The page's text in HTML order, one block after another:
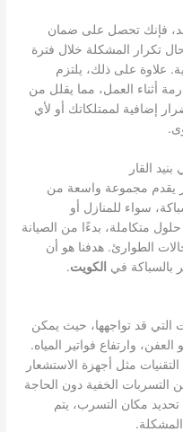
فإنك تحصل على ضمان
تكرار المشكلة خلال فترة
علاوة على ذلك، يلتزم
أثناء العمل، مما يقلل من
إضافية لممتلكاتك أو لأي
القار
يقدم مجموعة واسعة من
سواء للمنازل أو
متكاملة، بدءًا من الصيانة
الطوارئ. هدفنا هو أن
بالسباكة في الكويت.
التي قد تواجهها، حيث يمكن
وارتفاع فواتير المياه.
التقنيات مثل أجهزة الاستشعار
التسربات الخفية دون الحاجة
مكان التسرب، يتم